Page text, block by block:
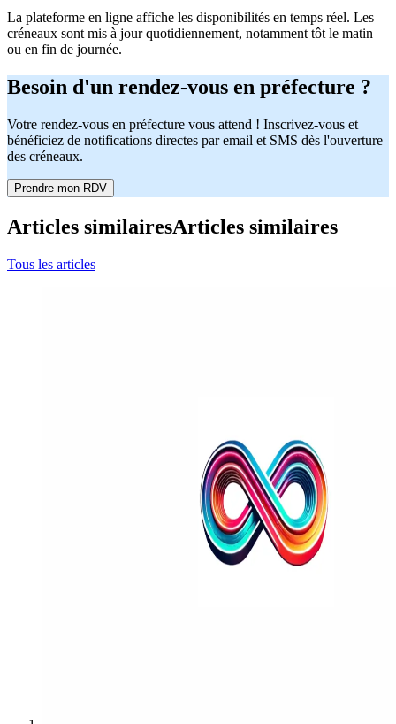
La plateforme en ligne affiche les disponibilités en temps réel. Les
créneaux sont mis à jour quotidiennement, notamment tôt le matin
ou en fin de journée.
Besoin d'un rendez-vous en préfecture ?
Votre rendez-vous en préfecture vous attend ! Inscrivez-vous et
bénéficiez de notifications directes par email et SMS dès l'ouverture
des créneaux.
Prendre mon RDV
Articles similairesArticles similaires
Tous les articles